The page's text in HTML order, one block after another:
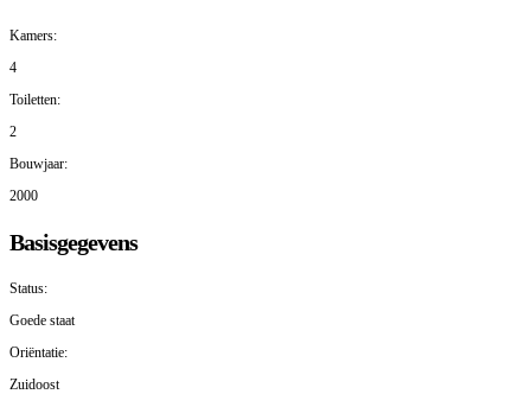
Kamers:
4
Toiletten:
2
Bouwjaar:
2000
Basisgegevens
Status:
Goede staat
Oriëntatie:
Zuidoost